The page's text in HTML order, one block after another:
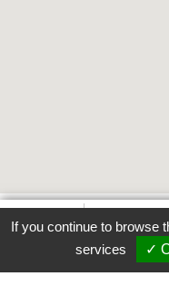
If you continue to browse
services
✓